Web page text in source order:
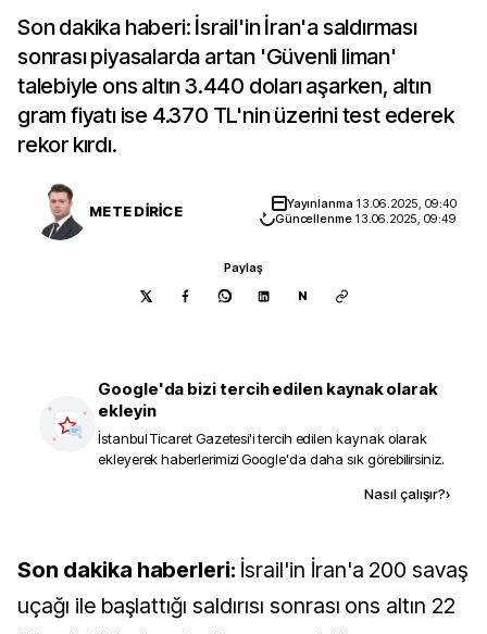
Son dakika haberi: İsrail'in İran'a saldırması
sonrası piyasalarda artan 'Güvenli liman'
talebiyle ons altın 3.440 doları aşarken, altın
gram fiyatı ise 4.370 TL'nin üzerini test ederek
rekor kırdı.
METE DİRİCE Yayınlanma 13.06.2025, 09:40
Güncellenme 13.06.2025, 09:49
Paylaş
N
Google'da bizi tercih edilen kaynak olarak
ekleyin
İstanbul Ticaret Gazetesi'i tercih edilen kaynak olarak
ekleyerek haberlerimizi Google'da daha sık görebilirsiniz.
Nasıl çalışır?›
Son dakika haberleri: İsrail'in İran'a 200 savaş
uçağı ile başlattığı saldırısı sonrası ons altın 22